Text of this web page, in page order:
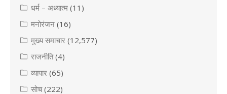
धर्म – अध्यात्म (11)
मनोरंजन (16)
मुख्य समाचार (12,577)
राजनीति(4)
व्यापार (65)
सोच(222)